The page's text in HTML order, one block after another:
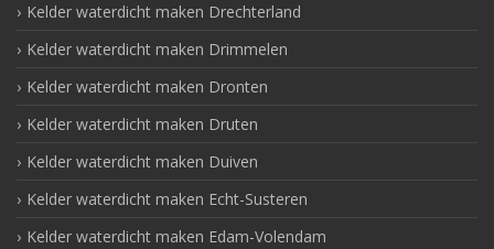
Kelder waterdicht maken Drechterland
Kelder waterdicht maken Drimmelen
Kelder waterdicht maken Dronten
Kelder waterdicht maken Druten
Kelder waterdicht maken Duiven
Kelder waterdicht maken Echt-Susteren
Kelder waterdicht maken Edam-Volendam